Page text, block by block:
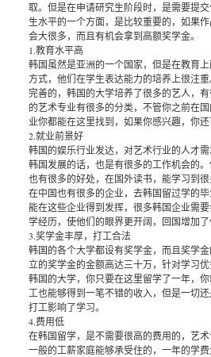
取。但是在申请研究生阶段时，是需要提
生水平的一个方面，是比较重要的，如果
会大很多，而且有机会拿到高额奖学金。
1.教育水平高
韩国虽然是亚洲的一个国家，但是在教育
方式，他们在学生表达能力的培养上很注
完善的，韩国的大学培养了很多的艺人，
的艺术专业有很多的分类，不管你之前在
业你都能在这里找到，如果你感兴趣，你还
2.就业前景好
韩国的娱乐行业发达，对艺术行业的人才
韩国发展的话，也是有很多的工作机会的。
也有很多的好处，在国外读书，能学习到
在中国也有很多的企业，去韩国留过学的毕
能在这些企业得到发挥，很多韩国企业需
学经历，使他们的眼界更开阔，回国增加了
3.奖学金丰厚，打工合法
韩国的各个大学都设有奖学金，而且奖学
立的奖学金的金额高达三十万，针对学习
韩国的大学，你只要在这里留学了一年，
工也能够得到一笔不错的收入，但是一切
打工影响了学习。
4.费用低
在韩国留学，是不需要很高的费用的，艺
一般的工薪家庭能够承受住的，一年的学